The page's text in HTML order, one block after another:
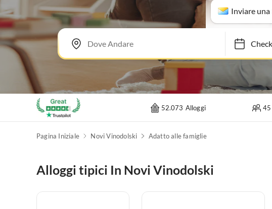
Inviare una
52.073 Alloggi 45
Pagina Iniziale Novi Vinodolski Adatto alle famiglie
Alloggi tipici In Novi Vinodolski